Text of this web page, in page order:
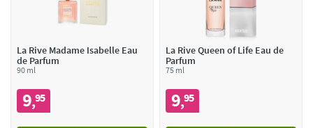
La Rive Madame Isabelle Eau
de Parfum
90 ml
9,95
La Rive Queen of Life Eau de
Parfum
75 ml
9,95